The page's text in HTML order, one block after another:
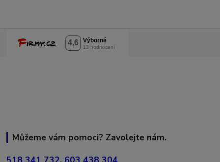
Můžeme vám pomoci? Zavolejte nám.